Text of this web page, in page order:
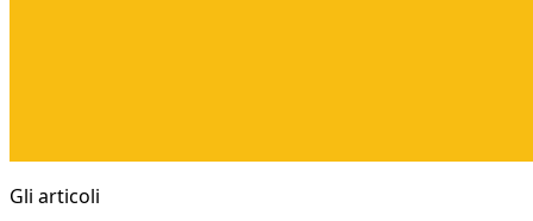
Gli articoli